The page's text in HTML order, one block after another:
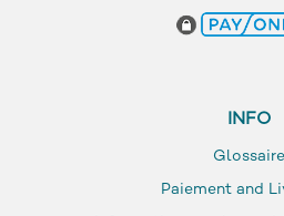
INFO
Glossaire
Paiement and